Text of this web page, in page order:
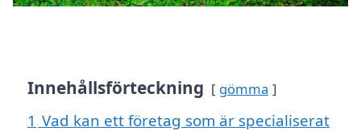
Innehållsförteckning gömma
1 Vad kan ett företag som är specialiserat